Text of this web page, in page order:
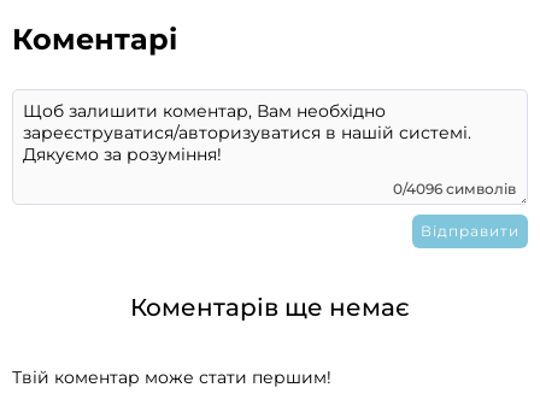
Коментарі
0/4096 символів
Коментарів ще немає
Твій коментар може стати першим!